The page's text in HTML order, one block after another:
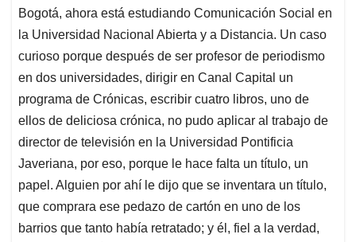
Bogotá, ahora está estudiando Comunicación Social en
la Universidad Nacional Abierta y a Distancia. Un caso
curioso porque después de ser profesor de periodismo
en dos universidades, dirigir en Canal Capital un
programa de Crónicas, escribir cuatro libros, uno de
ellos de deliciosa crónica, no pudo aplicar al trabajo de
director de televisión en la Universidad Pontificia
Javeriana, por eso, porque le hace falta un título, un
papel. Alguien por ahí le dijo que se inventara un título,
que comprara ese pedazo de cartón en uno de los
barrios que tanto había retratado; y él, fiel a la verdad,